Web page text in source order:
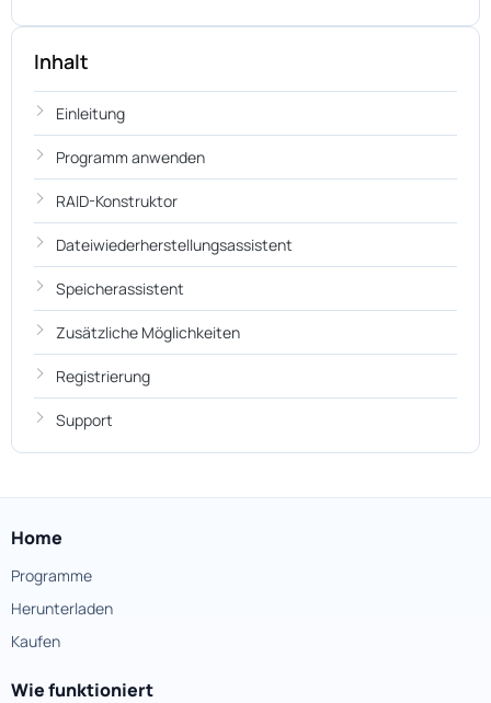
Inhalt
Einleitung
Programm anwenden
RAID-Konstruktor
Dateiwiederherstellungsassistent
Speicherassistent
Zusätzliche Möglichkeiten
Registrierung
Support
Home
Programme
Herunterladen
Kaufen
Wie funktioniert